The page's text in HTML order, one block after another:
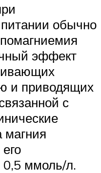
обычно
эффект
и приводящих
с
магния
0,5 ммоль/л.